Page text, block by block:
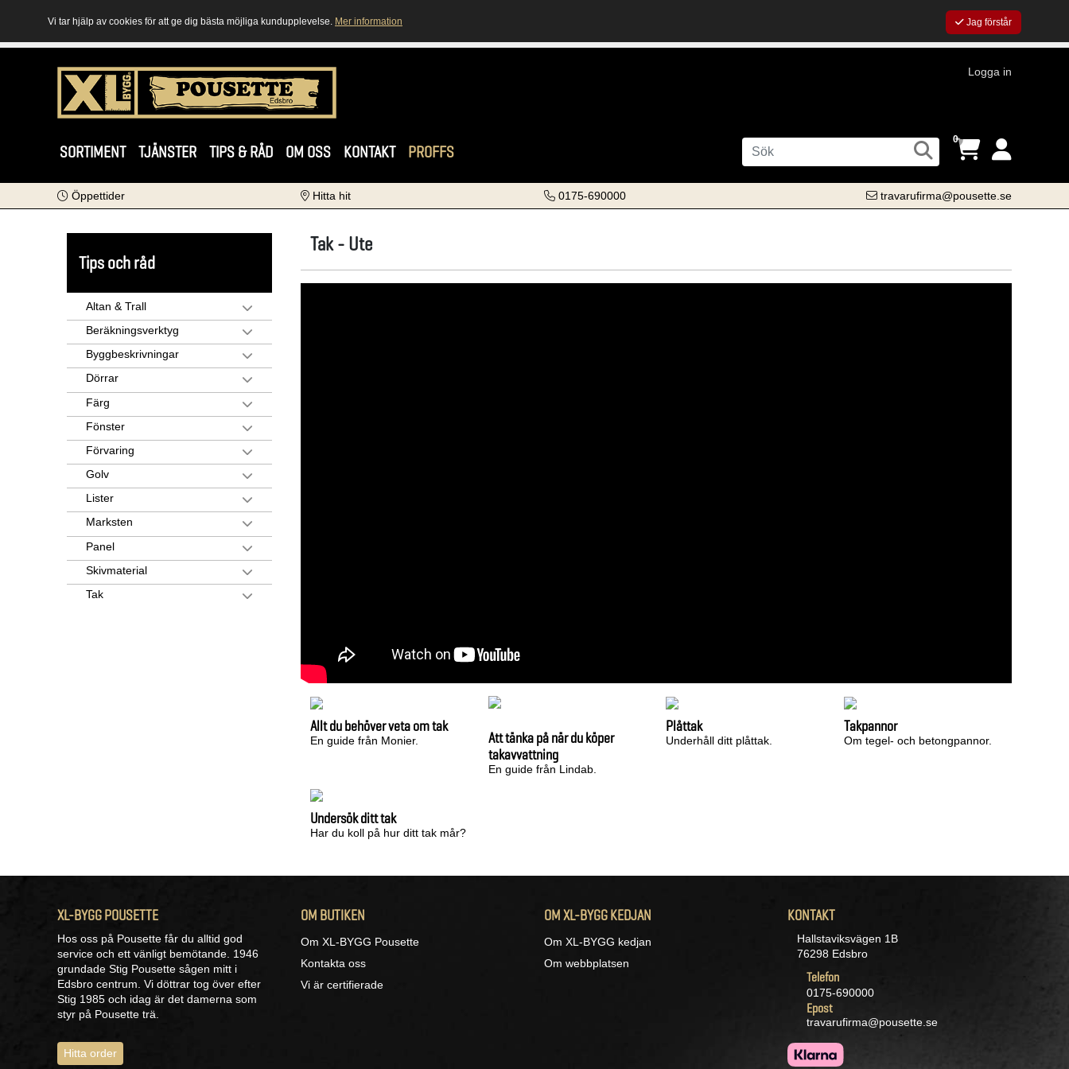
Vi tar hjälp av cookies för att ge dig bästa möjliga kundupplevelse. Mer information Jag förstår
Logga in
SORTIMENT TJÄNSTER TIPS & RÅD OM OSS KONTAKT PROFFS
0
Öppettider Hitta hit 0175-690000 travarufirma@pousette.se
Tips och råd
Altan & Trall
Beräkningsverktyg
Byggbeskrivningar
Dörrar
Färg
Fönster
Förvaring
Golv
Lister
Marksten
Panel
Skivmaterial
Tak
Tak - Ute
Allt du behöver veta om tak
En guide från Monier.
Att tänka på när du köper
takavvattning
En guide från Lindab.
Plåttak
Underhåll ditt plåttak.
Takpannor
Om tegel- och betongpannor.
Undersök ditt tak
Har du koll på hur ditt tak mår?
XL-BYGG POUSETTE
Hos oss på Pousette får du alltid god
service och ett vänligt bemötande. 1946
grundade Stig Pousette sågen mitt i
Edsbro centrum. Vi döttrar tog över efter
Stig 1985 och idag är det damerna som
styr på Pousette trä.
Hitta order
OM BUTIKEN
Om XL-BYGG Pousette
Kontakta oss
Vi är certifierade
OM XL-BYGG KEDJAN
Om XL-BYGG kedjan
Om webbplatsen
KONTAKT
Hallstaviksvägen 1B
76298 Edsbro
Telefon
0175-690000
Epost
travarufirma@pousette.se